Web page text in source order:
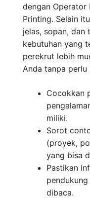
dengan Operator
Printing. Selain
jelas, sopan, dan
kebutuhan yang
perekrut lebih
Anda tanpa perlu
Cocokkan
miliki.
Sorot
(proyek,
yang bisa
Pastikan
dibaca.